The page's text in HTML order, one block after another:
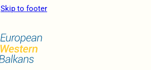
Skip to footer